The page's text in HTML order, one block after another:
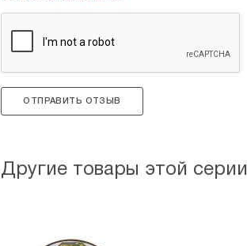
ОТПРАВИТЬ ОТЗЫВ
Другие товары этой серии